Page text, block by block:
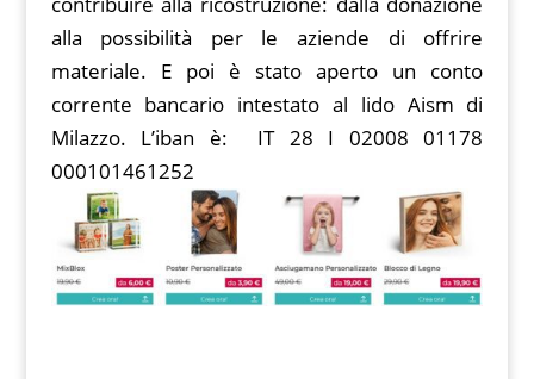
alla possibilità per le aziende di offrire
materiale. E poi è stato aperto un conto
corrente bancario intestato al lido Aism di
Milazzo. L’iban è: IT 28 I 02008 01178
000101461252